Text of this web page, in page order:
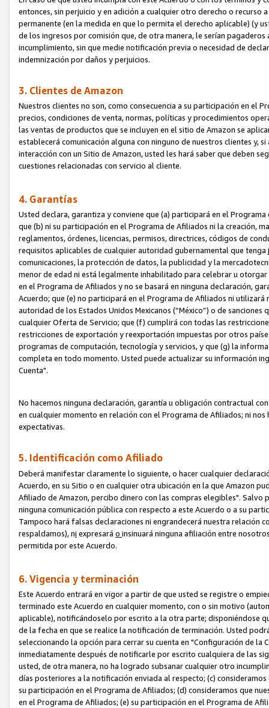
entonces, sin perjuicio y en adición a cualquier otro derecho o
permanente (en la medida en que lo permita el derecho aplicable) (y
de los ingresos por comisión que, de otra manera, le serían
incumplimiento, sin que medie notificación previa o necesidad de
indemnización por daños y perjuicios.
3. Clientes de Amazon
Nuestros clientes no son, como consecuencia a su participación en el
precios, condiciones de venta, normas, políticas y procedimientos
las ventas de productos que se incluyen en el sitio de Amazon se
establecerá comunicación alguna con ninguno de nuestros clientes y,
interacción con un Sitio de Amazon, usted les hará saber que deben
cuestiones relacionadas con servicio al cliente.
4. Garantías
Usted declara, garantiza y conviene que (a) participará en el
que (b) ni su participación en el Programa de Afiliados ni la creación,
reglamentos, órdenes, licencias, permisos, directrices, códigos de
requisitos aplicables de cualquier autoridad gubernamental que
comunicaciones, la protección de datos, la publicidad y la
menor de edad ni está legalmente inhabilitado para celebrar u
en el Programa de Afiliados y no se basará en ninguna declaración,
Acuerdo; que (e) no participará en el Programa de Afiliados ni
autoridad de los Estados Unidos Mexicanos (“México”) o de
cualquier Oferta de Servicio; que (f) cumplirá con todas las
restricciones de exportación y reexportación impuestas por otros
programas de computación, tecnología y servicios, y que (g) la
completa en todo momento. Usted puede actualizar su información
Cuenta".
No hacemos ninguna declaración, garantía u obligación contractual
en cualquier momento en relación con el Programa de Afiliados; ni
expectativas.
5. Identificación como Afiliado
Deberá manifestar claramente lo siguiente, o hacer cualquier
Acuerdo, en su Sitio o en cualquier otra ubicación en la que Amazon
Afiliado de Amazon, percibo dinero con las compras elegibles". Salvo
ninguna comunicación pública con respecto a este Acuerdo o a su
Tampoco hará falsas declaraciones ni engrandecerá nuestra relación
respaldamos), ni expresará o insinuará ninguna afiliación entre
permitida por este Acuerdo.
6. Vigencia y terminación
Este Acuerdo entrará en vigor a partir de que usted se registre o
terminado este Acuerdo en cualquier momento, con o sin motivo
aplicable), notificándoselo por escrito a la otra parte; disponiéndose
de la fecha en que se realice la notificación de terminación. Usted
seleccionando la opción para cerrar su cuenta en "Configuración de
inmediatamente después de notificarle por escrito cualquiera de las
usted, de otra manera, no ha logrado subsanar cualquier otro
días posteriores a la notificación enviada al respecto; (c)
su participación en el Programa de Afiliados; (d) consideramos que
en el Programa de Afiliados; (e) su participación en el Programa de